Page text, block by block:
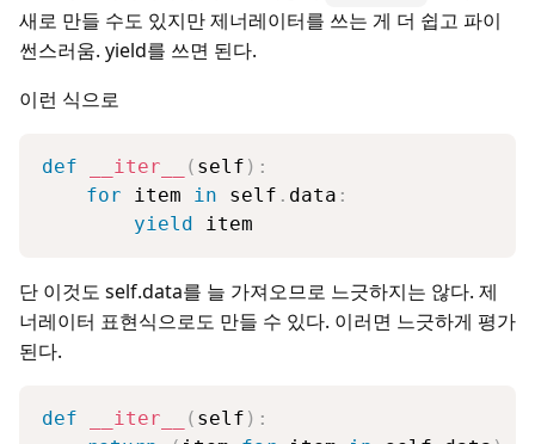
새로 만들 수도 있지만 제너레이터를 쓰는 게 더 쉽고 파이
썬스러움. yield를 쓰면 된다.
이런 식으로
def __iter__ ( self ) :
for item in self . data :
yield
item
단 이것도 self.data를 늘 가져오므로 느긋하지는 않다. 제
너레이터 표현식으로도 만들 수 있다. 이러면 느긋하게 평가
된다.
def __iter__ ( self ) :